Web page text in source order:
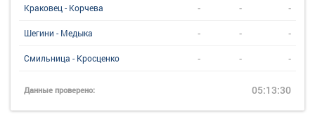
Краковец - Корчева - - -
Шегини - Медыка - - -
Смильница - Кросценко - - -
Данные проверено: 05:13:30